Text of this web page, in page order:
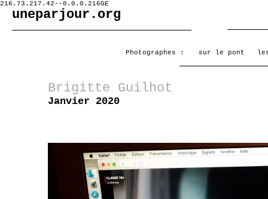
216.73.217.42--0.0.0.216GE
uneparjour.org
Photographes : sur le pont
Brigitte Guilhot
Janvier 2020